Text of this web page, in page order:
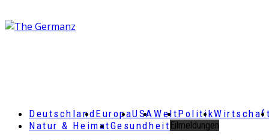
DeutschlandEuropaUSAWeltPolitikWirtschaft
Natur & HeimatGesundheit Eilmeldungen